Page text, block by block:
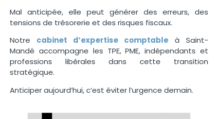
Mal anticipée, elle peut générer des erreurs, des
tensions de trésorerie et des risques fiscaux.
Notre cabinet d’expertise comptable à Saint-
Mandé accompagne les TPE, PME, indépendants et
professions libérales dans cette transition
stratégique.
Anticiper aujourd’hui, c’est éviter l’urgence demain.